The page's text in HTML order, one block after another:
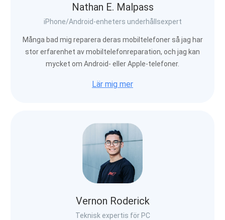
Nathan E. Malpass
iPhone/Android-enheters underhållsexpert
Många bad mig reparera deras mobiltelefoner så jag har
stor erfarenhet av mobiltelefonreparation, och jag kan
mycket om Android- eller Apple-telefoner.
Lär mig mer
Vernon Roderick
Teknisk expertis för PC